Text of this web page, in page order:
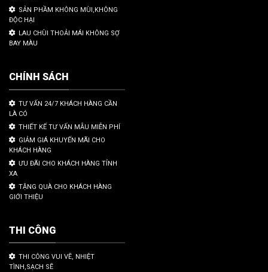
SẢN PHẦM KHÔNG MÙI,KHÔNG
ĐỘC HẠI
LAU CHÙI THOẢI MÁI KHÔNG SỢ
BAY MÀU
CHÍNH SÁCH
TƯ VẤN 24/7 KHÁCH HÀNG CẦN
LÀ CÓ
THIẾT KẾ TƯ VẤN MẪU MIỄN PHÍ
GIẢM GIÁ KHUYẾN MÃI CHO
KHÁCH HÀNG
ƯU ĐÃI CHO KHÁCH HÀNG TỈNH
XA
TẶNG QUÀ CHO KHÁCH HÀNG
GIỚI THIỆU
THI CÔNG
THI CÔNG VUI VẼ, NHIỆT
TÌNH,SẠCH SẼ